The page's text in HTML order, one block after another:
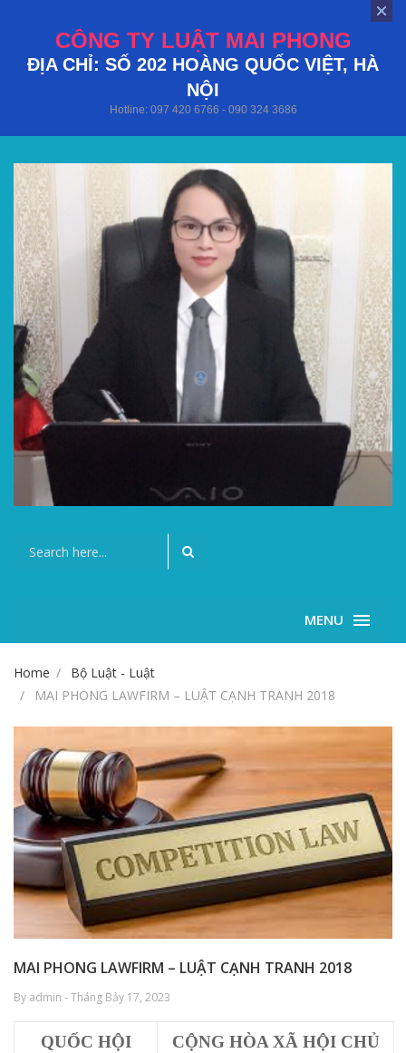
CÔNG TY LUẬT MAI PHONG
ĐỊA CHỈ: SỐ 202 HOÀNG QUỐC VIỆT, HÀ
NỘI
Hotline: 097 420 6766 - 090 324 3686
MENU
Home
Bộ Luật - Luật
MAI PHONG LAWFIRM – LUẬT CẠNH TRANH 2018
MAI PHONG LAWFIRM – LUẬT CẠNH TRANH 2018
By admin - Tháng Bảy 17, 2023
QUỐC HỘI
CỘNG HÒA XÃ HỘI CHỦ